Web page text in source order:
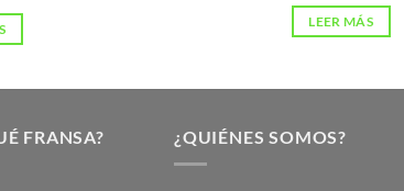
LEER MÁS
FRANSA? ¿QUIÉNES SOMOS?